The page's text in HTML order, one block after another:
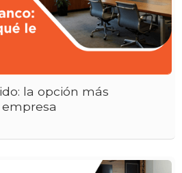
la opción más